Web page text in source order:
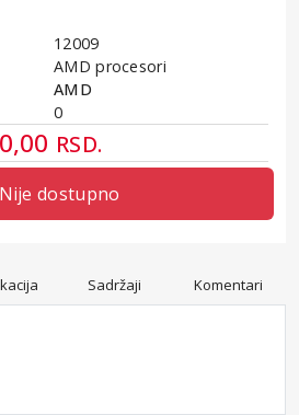
12009
AMD procesori
AMD
0
RSD.
Nije dostupno
Sadržaji Komentari